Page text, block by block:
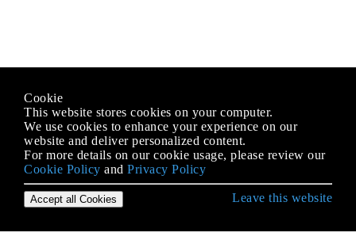
Cookie
This website stores cookies on your computer.
We use cookies to enhance your experience on our
website and deliver personalized content.
For more details on our cookie usage, please review our
Cookie Policy and Privacy Policy
Accept all Cookies Leave this website